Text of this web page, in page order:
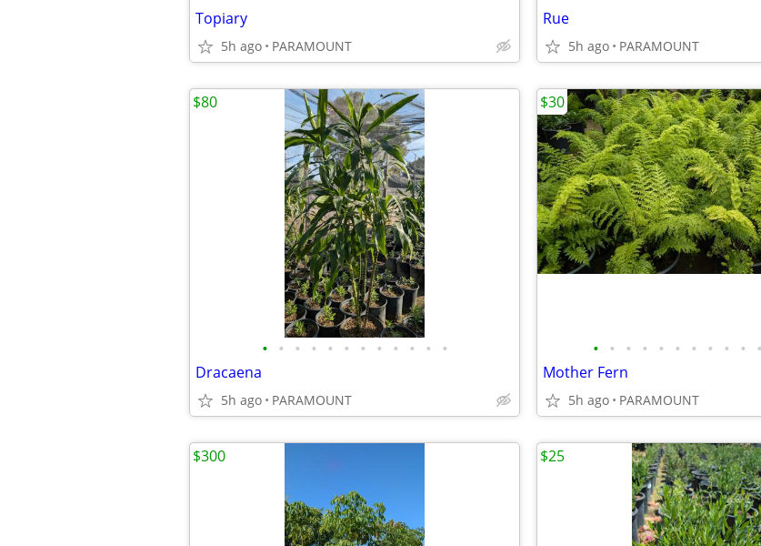
Topiary
5h ago PARAMOUNT
Rue
5h ago PARAMOUNT
• • • • • • • • • • • •
Dracaena
5h ago PARAMOUNT
$80
• • • • • • • • • • •
Mother Fern
5h ago PARAMOUNT
$30
$300 $25